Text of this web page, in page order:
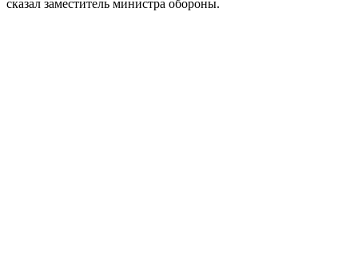
сказал заместитель министра обороны.